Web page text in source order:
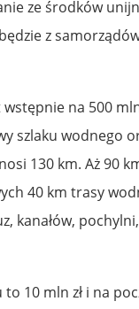
ze środków
z
na 500
szlaku wodnego
130 km. Aż 90
40 km trasy
kanałów,
10 mln zł i na